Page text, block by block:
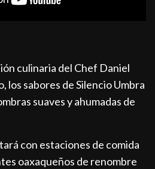
culinaria del Chef Daniel
los sabores de Silencio Umbra
suaves y ahumadas de
con estaciones de comida
oaxaqueños de renombre